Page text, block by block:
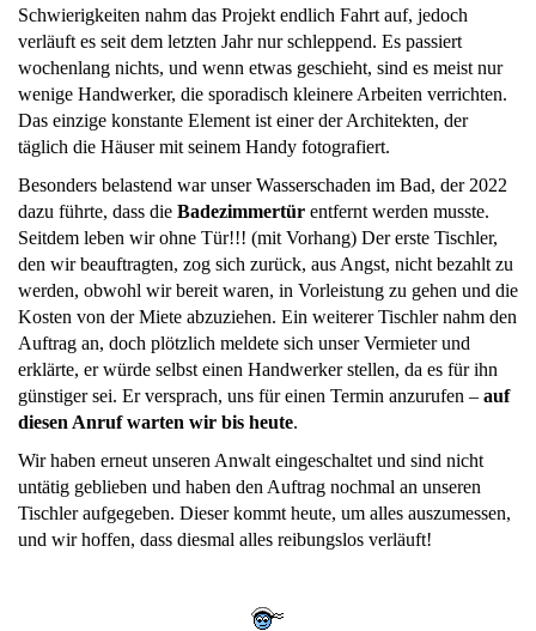
Schwierigkeiten nahm das Projekt endlich Fahrt auf, jedoch
verläuft es seit dem letzten Jahr nur schleppend. Es passiert
wochenlang nichts, und wenn etwas geschieht, sind es meist nur
wenige Handwerker, die sporadisch kleinere Arbeiten verrichten.
Das einzige konstante Element ist einer der Architekten, der
täglich die Häuser mit seinem Handy fotografiert.
Besonders belastend war unser Wasserschaden im Bad, der 2022
dazu führte, dass die Badezimmertür entfernt werden musste.
Seitdem leben wir ohne Tür!!! (mit Vorhang) Der erste Tischler,
den wir beauftragten, zog sich zurück, aus Angst, nicht bezahlt zu
werden, obwohl wir bereit waren, in Vorleistung zu gehen und die
Kosten von der Miete abzuziehen. Ein weiterer Tischler nahm den
Auftrag an, doch plötzlich meldete sich unser Vermieter und
erklärte, er würde selbst einen Handwerker stellen, da es für ihn
günstiger sei. Er versprach, uns für einen Termin anzurufen – auf
diesen Anruf warten wir bis heute.
Wir haben erneut unseren Anwalt eingeschaltet und sind nicht
untätig geblieben und haben den Auftrag nochmal an unseren
Tischler aufgegeben. Dieser kommt heute, um alles auszumessen,
und wir hoffen, dass diesmal alles reibungslos verläuft!